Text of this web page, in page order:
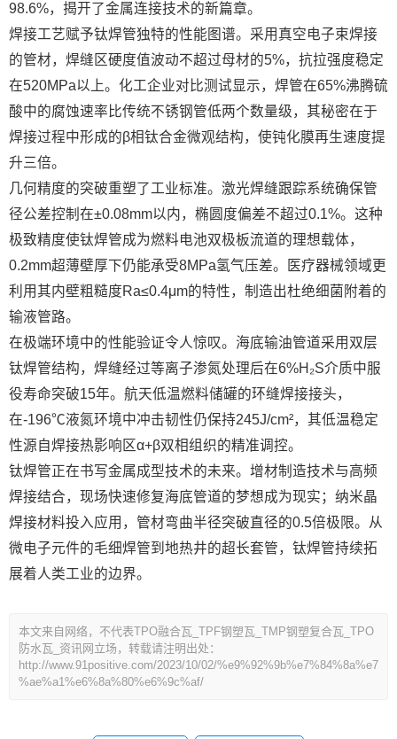
98.6%，揭开了金属连接技术的新篇章。
焊接工艺赋予钛焊管独特的性能图谱。采用真空电子束焊接
的管材，焊缝区硬度值波动不超过母材的5%，抗拉强度稳定
在520MPa以上。化工企业对比测试显示，焊管在65%沸腾硫
酸中的腐蚀速率比传统不锈钢管低两个数量级，其秘密在于
焊接过程中形成的β相钛合金微观结构，使钝化膜再生速度提
升三倍。
几何精度的突破重塑了工业标准。激光焊缝跟踪系统确保管
径公差控制在±0.08mm以内，椭圆度偏差不超过0.1%。这种
极致精度使钛焊管成为燃料电池双极板流道的理想载体，
0.2mm超薄壁厚下仍能承受8MPa氢气压差。医疗器械领域更
利用其内壁粗糙度Ra≤0.4μm的特性，制造出杜绝细菌附着的
输液管路。
在极端环境中的性能验证令人惊叹。海底输油管道采用双层
钛焊管结构，焊缝经过等离子渗氮处理后在6%H₂S介质中服
役寿命突破15年。航天低温燃料储罐的环缝焊接接头，
在-196℃液氮环境中冲击韧性仍保持245J/cm²，其低温稳定
性源自焊接热影响区α+β双相组织的精准调控。
钛焊管正在书写金属成型技术的未来。增材制造技术与高频
焊接结合，现场快速修复海底管道的梦想成为现实；纳米晶
焊接材料投入应用，管材弯曲半径突破直径的0.5倍极限。从
微电子元件的毛细焊管到地热井的超长套管，钛焊管持续拓
展着人类工业的边界。
本文来自网络，不代表TPO融合瓦_TPF钢塑瓦_TMP钢塑复合瓦_TPO
防水瓦_资讯网立场，转载请注明出处：
http://www.91positive.com/2023/10/02/%e9%92%9b%e7%84%8a%e7
%ae%a1%e6%8a%80%e6%9c%af/